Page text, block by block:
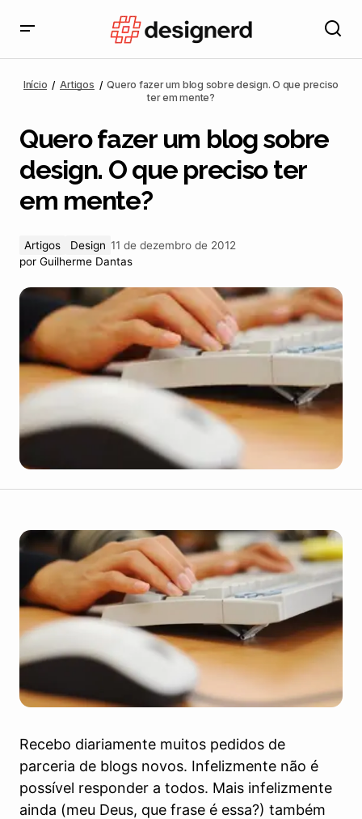
em mente?
Início Artigos
Quero fazer um blog sobre design. O que preciso
ter em mente?
Quero fazer um blog sobre
design. O que preciso ter
em mente?
Artigos Design 11 de dezembro de 2012
por Guilherme Dantas
Recebo diariamente muitos pedidos de
parceria de blogs novos. Infelizmente não é
possível responder a todos. Mais infelizmente
ainda (meu Deus, que frase é essa?) também